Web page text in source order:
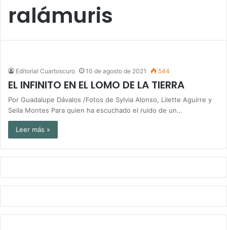
ralámuris
Editorial Cuartoscuro 10 de agosto de 2021 544
EL INFINITO EN EL LOMO DE LA TIERRA
Por Guadalupe Dávalos /Fotos de Sylvia Alonso, Lilette Aguirre y
Seila Montes Para quien ha escuchado el ruido de un…
Leer más »